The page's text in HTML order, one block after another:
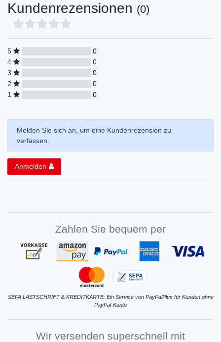
Kundenrezensionen (0)
5
0
4
0
3
0
2
0
1
0
Melden Sie sich an, um eine Kundenrezension zu
verfassen.
Anmelden
Zahlen Sie bequem per
SEPA LASTSCHRIFT & KREDITKARTE: Ein Service von PayPalPlus für Kunden ohne
PayPal-Konto
Wir versenden superschnell mit